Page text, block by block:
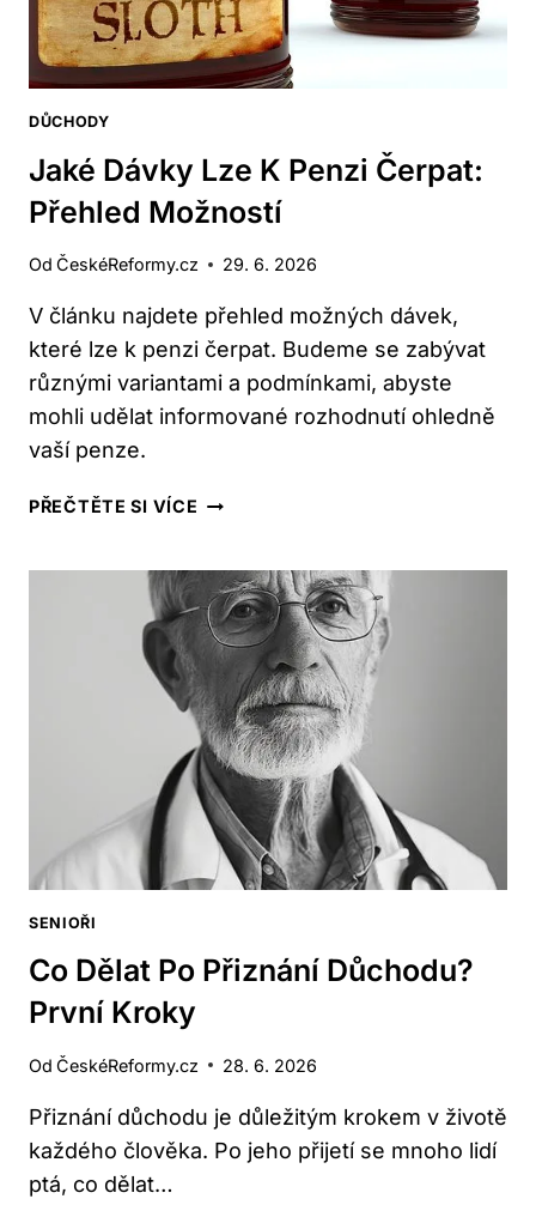
DŮCHODY
Jaké Dávky Lze K Penzi Čerpat:
Přehled Možností
Od ČeskéReformy.cz 29. 6. 2026
V článku najdete přehled možných dávek,
které lze k penzi čerpat. Budeme se zabývat
různými variantami a podmínkami, abyste
mohli udělat informované rozhodnutí ohledně
vaší penze.
PŘEČTĚTE SI VÍCE JAKÉ
PENZI
ČERPAT:
PŘEHLED
MOŽNOSTÍ
SENIOŘI
Co Dělat Po Přiznání Důchodu?
První Kroky
Od ČeskéReformy.cz 28. 6. 2026
Přiznání důchodu je důležitým krokem v životě
každého člověka. Po jeho přijetí se mnoho lidí
ptá, co dělat…